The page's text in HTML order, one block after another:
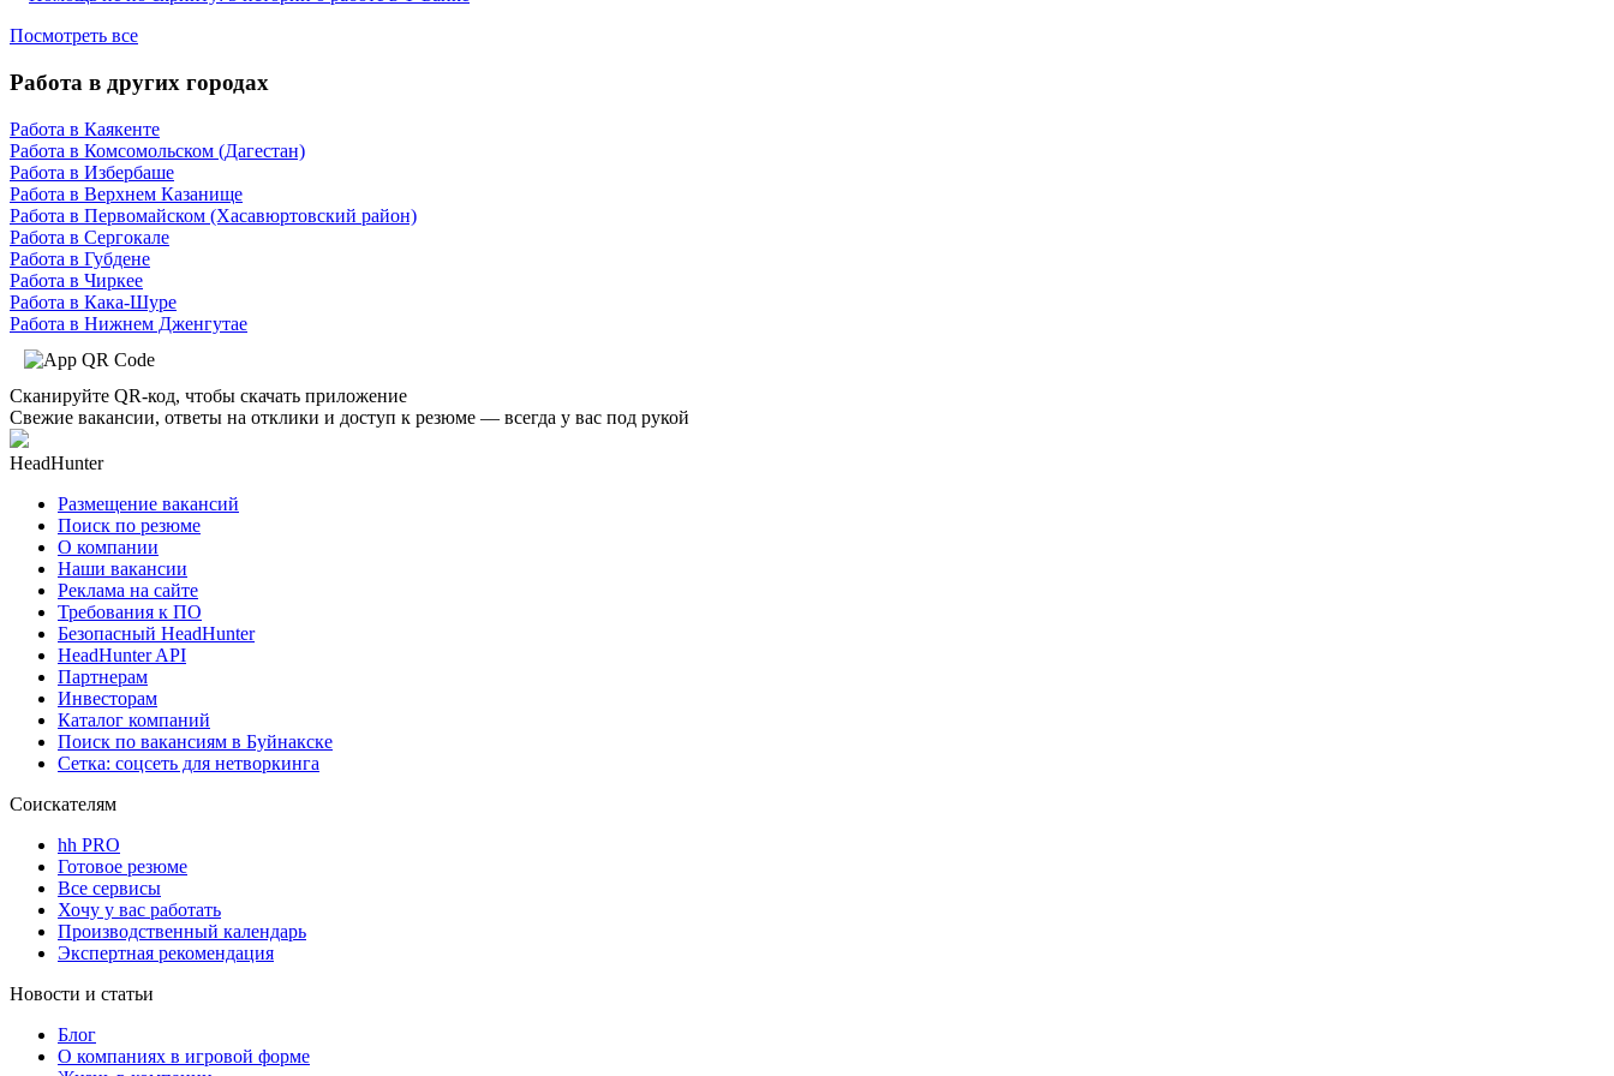
Посмотреть все
Работа в других городах
Работа в Каякенте
Работа в Комсомольском (Дагестан)
Работа в Избербаше
Работа в Верхнем Казанище
Работа в Первомайском (Хасавюртовский район)
Работа в Сергокале
Работа в Губдене
Работа в Чиркее
Работа в Кака-Шуре
Работа в Нижнем Дженгутае
Сканируйте QR-код, чтобы скачать приложение
Свежие вакансии, ответы на отклики и доступ к резюме — всегда у вас под рукой
HeadHunter
Размещение вакансий
Поиск по резюме
О компании
Наши вакансии
Реклама на сайте
Требования к ПО
Безопасный HeadHunter
HeadHunter API
Партнерам
Инвесторам
Каталог компаний
Поиск по вакансиям в Буйнакске
Сетка: соцсеть для нетворкинга
Соискателям
hh PRO
Готовое резюме
Все сервисы
Хочу у вас работать
Производственный календарь
Экспертная рекомендация
Новости и статьи
Блог
О компаниях в игровой форме